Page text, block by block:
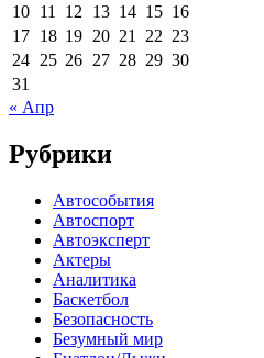
10 11 12 13 14 15 16
17 18 19 20 21 22 23
24 25 26 27 28 29 30
31
« Апр
Рубрики
Автособытия
Автоспорт
Автоэксперт
Актеры
Аналитика
Баскетбол
Безопасность
Безумный мир